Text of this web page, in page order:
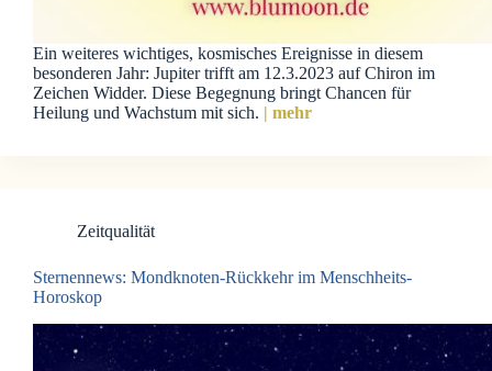
Ein weiteres wichtiges, kosmisches Ereignisse in diesem
besonderen Jahr: Jupiter trifft am 12.3.2023 auf Chiron im
Zeichen Widder. Diese Begegnung bringt Chancen für
Heilung und Wachstum mit sich. | mehr
Zeitqualität
Sternennews: Mondknoten-Rückkehr im Menschheits-
Horoskop